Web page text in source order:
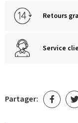
Retours
Service
Partager: